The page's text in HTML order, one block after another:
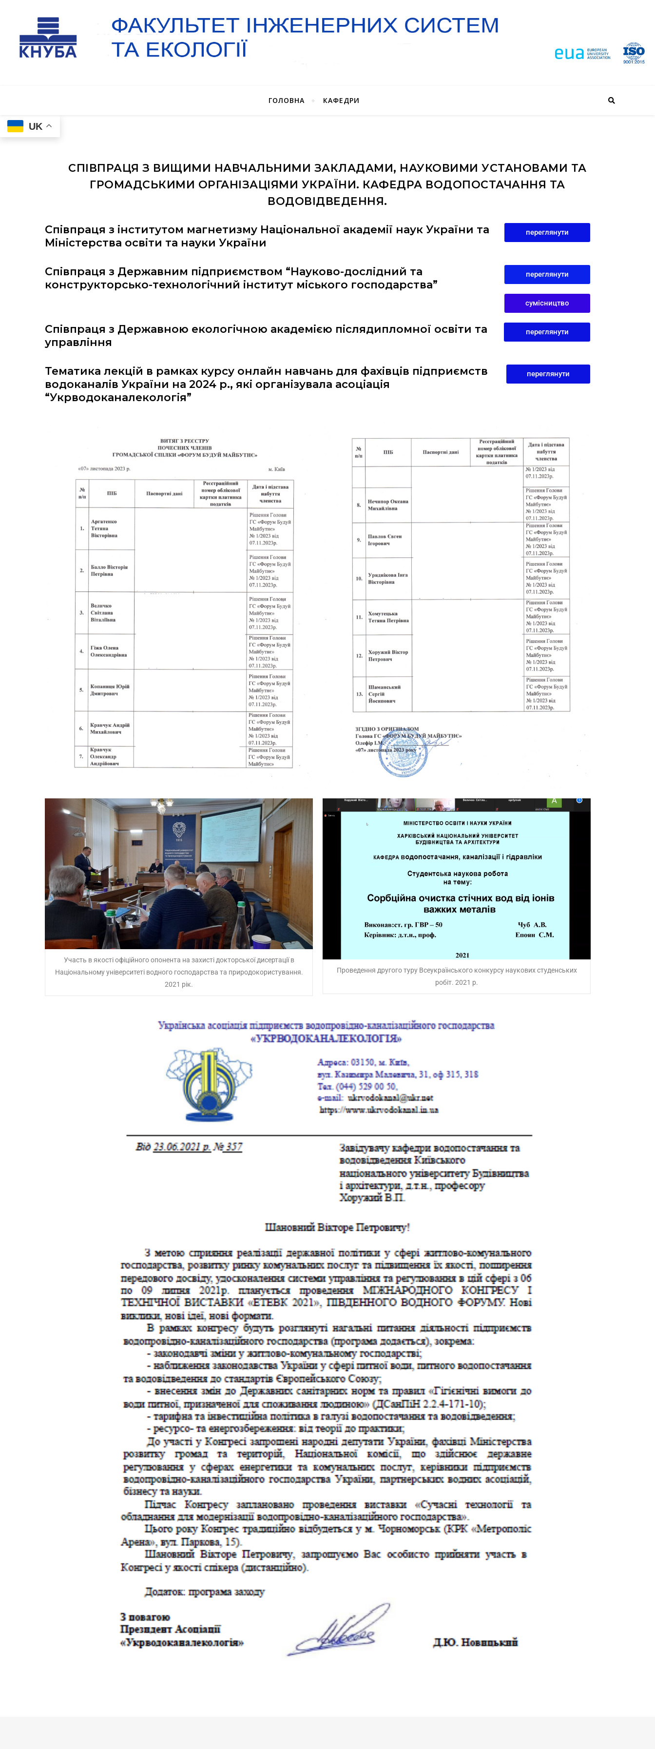
ГОЛОВНА КАФЕДРИ
UK
СПІВПРАЦЯ З ВИЩИМИ НАВЧАЛЬНИМИ ЗАКЛАДАМИ, НАУКОВИМИ УСТАНОВАМИ ТА
ГРОМАДСЬКИМИ ОРГАНІЗАЦІЯМИ УКРАЇНИ. КАФЕДРА ВОДОПОСТАЧАННЯ ТА
ВОДОВІДВЕДЕННЯ.
Співпраця з інститутом магнетизму Національної академії наук України та
Міністерства освіти та науки України
переглянути
Співпраця з Державним підприємством “Науково-дослідний та
конструкторсько-технологічний інститут міського господарства”
переглянути
сумісництво
Співпраця з Державною екологічною академією післядипломної освіти та
управління
переглянути
Тематика лекцій в рамках курсу онлайн навчань для фахівців підприємств
водоканалів України на 2024 р., які організувала асоціація
“Укрводоканалекологія”
переглянути
Участь в якості офіційного опонента на захисті докторської дисертації в
Національному університеті водного господарства та природокористування.
2021 рік.
Проведення другого туру Всеукраїнського конкурсу наукових студенських
робіт. 2021 р.